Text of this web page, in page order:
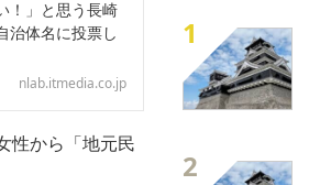
！」と思う長崎
治体名に投票し
nlab.itmedia.co.jp
性から「地元民
1
2